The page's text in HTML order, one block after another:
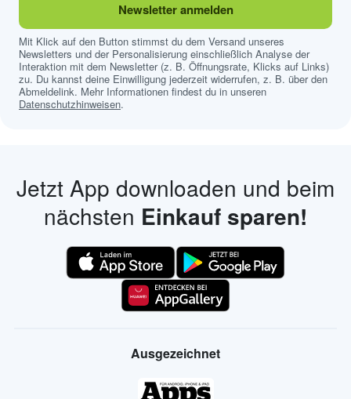
Newsletter anmelden
Mit Klick auf den Button stimmst du dem Versand unseres
Newsletters und der Personalisierung einschließlich Analyse der
Interaktion mit dem Newsletter (z. B. Öffnungsrate, Klicks auf Links)
zu. Du kannst deine Einwilligung jederzeit widerrufen, z. B. über den
Abmeldelink. Mehr Informationen findest du in unseren
Datenschutzhinweisen.
Jetzt App downloaden und beim
nächsten Einkauf sparen!
Ausgezeichnet